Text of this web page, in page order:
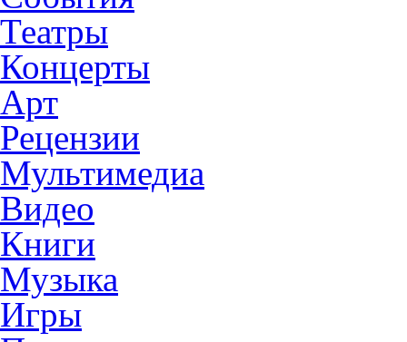
Театры
Концерты
Арт
Рецензии
Мультимедиа
Видео
Книги
Музыка
Игры